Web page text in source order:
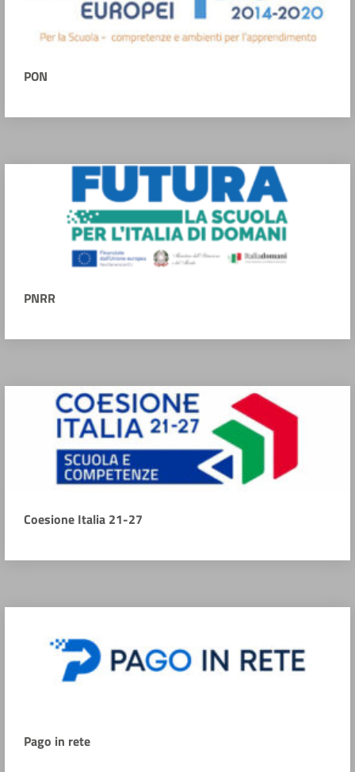
PON
PNRR
Coesione Italia 21-27
Pago in rete